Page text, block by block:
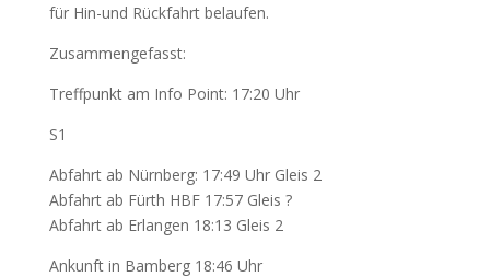
für Hin-und Rückfahrt belaufen.
Zusammengefasst:
Treffpunkt am Info Point: 17:20 Uhr
S1
Abfahrt ab Nürnberg: 17:49 Uhr Gleis 2
Abfahrt ab Fürth HBF 17:57 Gleis ?
Abfahrt ab Erlangen 18:13 Gleis 2
Ankunft in Bamberg 18:46 Uhr